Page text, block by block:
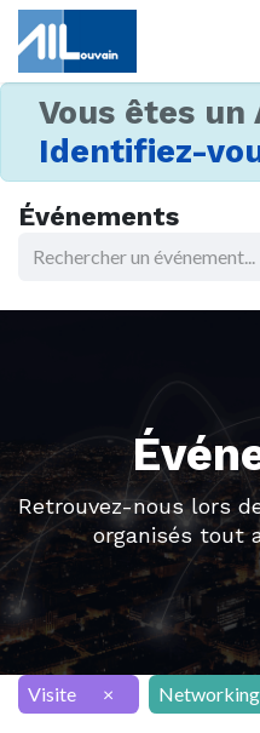
Vous êtes un
Identifiez-
Événements
Retrouvez-nous lors
organisés tout
Visite × Networking